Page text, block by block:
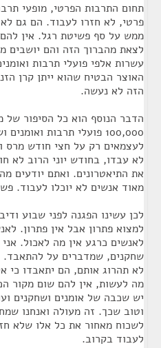
תחום התרבות הפרטי, מופעי
פרטי, לא חזרו לעבוד. הם גם
ממש על סף פשיטת רגל. אין
לצאת מהברוך הזה והם יושבים
עשרות אלפי פועלי תרבות
האוצר הבטיח שהוא ייתן קרן
הזה לא נעשה.
הדבר הנוסף הוא כל הסיפור של
100,000 פועלי תרבות
לעצמאים רק על חצי חודש מרס
לא עבדו, בחודש יוני הרוב לא
את התיאטרונים. ואתם יודעים
מאוד אנשים לא יוכלו לעבוד.
לכן עשינו הפגנה לפני שבוע
למצוא פתרון אבל אין פתרון.
לאנשים כרגע אין מה לאכול.
שחקנים, שמדברים על להתאבד.
לא תהרוג אותם, הם יתאבדו כי
מה לעשות, אין להם שום מקור
יש שכבה של אומנים ושחקנים
וטוב שכך. זה מעולה ואנחנו
לשכוח מאחור את כל אלו שלא
לעבוד בקרוב.